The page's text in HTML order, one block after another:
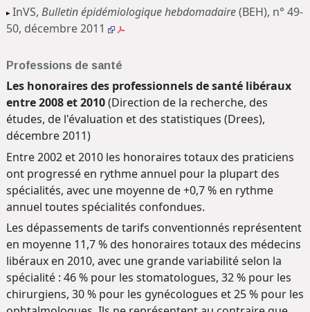
InVS, Bulletin épidémiologique hebdomadaire(BEH), n° 49-
50, décembre 2011
Professions de santé
Les honoraires des professionnels de santé libéraux
entre 2008 et 2010(Direction de la recherche, des
études, de l'évaluation et des statistiques (Drees),
décembre 2011)
Entre 2002 et 2010 les honoraires totaux des praticiens
ont progressé en rythme annuel pour la plupart des
spécialités, avec une moyenne de +0,7 % en rythme
annuel toutes spécialités confondues.
Les dépassements de tarifs conventionnés représentent
en moyenne 11,7 % des honoraires totaux des médecins
libéraux en 2010, avec une grande variabilité selon la
spécialité : 46 % pour les stomatologues, 32 % pour les
chirurgiens, 30 % pour les gynécologues et 25 % pour les